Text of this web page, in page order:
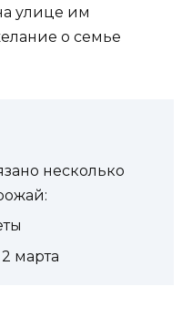
улице им
о семье
несколько
марта